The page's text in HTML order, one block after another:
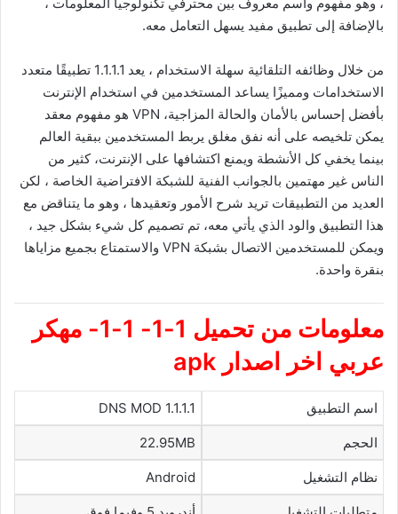
، وهو مفهوم واسم معروف بين محترفي تكنولوجيا المعلومات ،
بالإضافة إلى تطبيق مفيد يسهل التعامل معه.
من خلال وظائفه التلقائية سهلة الاستخدام ، يعد 1.1.1.1 تطبيقًا متعدد
الاستخدامات ومميزًا يساعد المستخدمين في استخدام الإنترنت
بأفضل إحساس بالأمان والحالة المزاجية، VPN هو مفهوم معقد
يمكن تلخيصه على أنه نفق مغلق يربط المستخدمين ببقية العالم
بينما يخفي كل الأنشطة ويمنع اكتشافها على الإنترنت، كثير من
الناس غير مهتمين بالجوانب الفنية للشبكة الافتراضية الخاصة ، لكن
العديد من التطبيقات تريد شرح الأمور وتعقيدها ، وهو ما يتناقض مع
هذا التطبيق والود الذي يأتي معه، تم تصميم كل شيء بشكل جيد ،
ويمكن للمستخدمين الاتصال بشبكة VPN والاستمتاع بجميع مزاياها
بنقرة واحدة.
معلومات من تحميل 1-1- 1-1- مهكر
عربي اخر اصدار apk
اسم التطبيق 1.1.1.1 DNS MOD
الحجم 22.95MB
نظام التشغيل Android